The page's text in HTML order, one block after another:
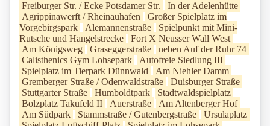
Freiburger Str. / Ecke Potsdamer Str.
In der Adelenhütte
Agrippinawerft / Rheinauhafen
Großer Spielplatz im
Vorgebirgspark
Alemannenstraße
Spielpunkt mit Mini-
Rutsche und Hangelstrecke
Fort X Neusser Wall West
Am Königsweg
Graseggerstraße
neben Auf der Ruhr 74
Calisthenics Gym Lohsepark
Autofreie Siedlung III
Spielplatz im Tierpark Dünnwald
Am Niehler Damm
Gremberger Straße / Odenwaldstraße
Duisburger Straße
Stuttgarter Straße
Humboldtpark
Stadtwaldspielplatz
Bolzplatz Takufeld II
Auerstraße
Am Altenberger Hof
Am Südpark
Stammstraße / Gutenbergstraße
Ursulaplatz